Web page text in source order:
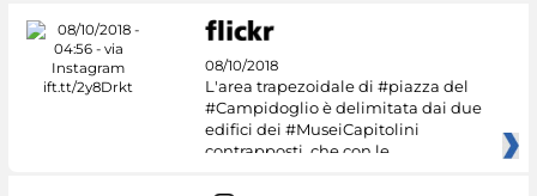
08/10/2018
L'area trapezoidale di #piazza del
#Campidoglio è delimitata dai due
edifici dei #MuseiCapitolini
contrapposti, che con le